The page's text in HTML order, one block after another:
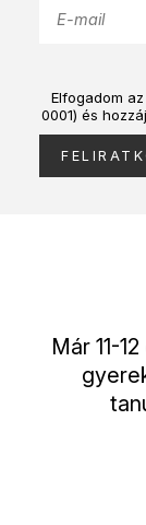
Elfogadom az
0001) és
Már 11-